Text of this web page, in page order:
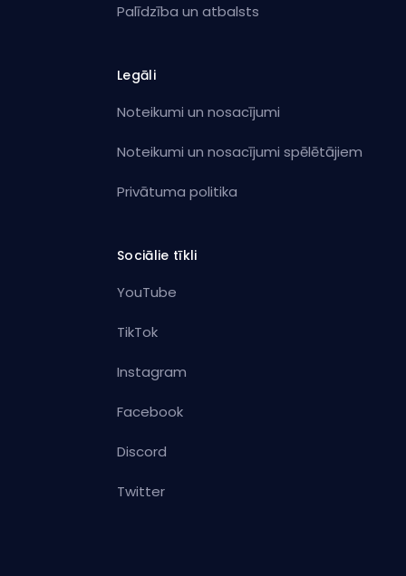
Palīdzība un atbalsts
Legāli
Noteikumi un nosacījumi
Noteikumi un nosacījumi spēlētājiem
Privātuma politika
Sociālie tīkli
YouTube
TikTok
Instagram
Facebook
Discord
Twitter